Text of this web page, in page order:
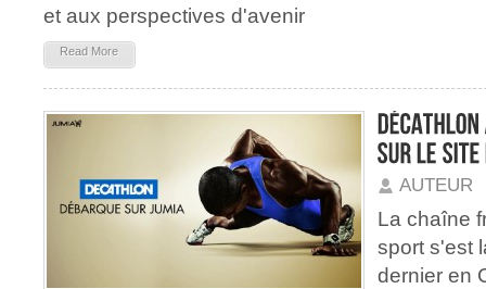
et aux perspectives d'avenir
Read More
AUTEUR
La chaîne
sport s'est
dernier en